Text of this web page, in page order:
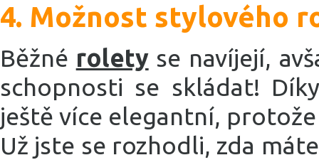
4. Možnost stylového
Běžné roletyse navíjejí,
schopnosti se skládat!
ještě více elegantní,
Už jste se rozhodli, zda